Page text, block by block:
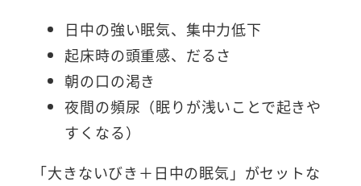
日中の強い眠気、集中力低下
起床時の頭重感、だるさ
朝の口の渇き
夜間の頻尿（眠りが浅いことで起きや
すくなる）
「大きないびき＋日中の眠気」がセットな